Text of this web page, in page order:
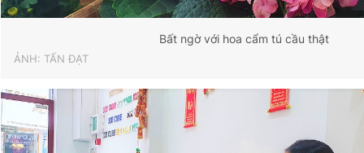
Bất ngờ với hoa cẩm tú cầu thật
ẢNH: TẤN ĐẠT